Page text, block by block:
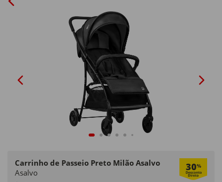
Carrinho de Passeio Preto Milão Asalvo 30%
Asalvo